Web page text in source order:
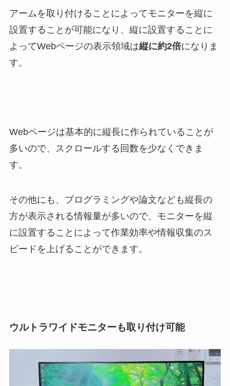
アームを取り付けることによってモニターを縦に
設置することが可能になり、縦に設置することに
よってWebページの表示領域は縦に約2倍になりま
す。
Webページは基本的に縦長に作られていることが
多いので、スクロールする回数を少なくできま
す。
その他にも、プログラミングや論文なども縦長の
方が表示される情報量が多いので、モニターを縦
に設置することによって作業効率や情報収集のス
ピードを上げることができます。
ウルトラワイドモニターも取り付け可能